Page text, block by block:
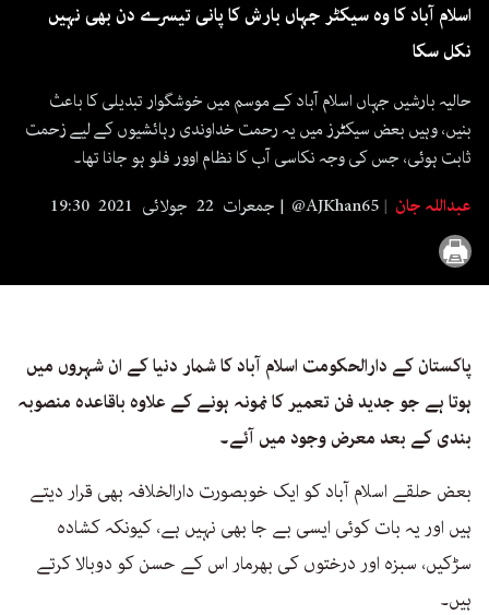
اسلام آباد کا وہ سیکٹر جہاں بارش کا پانی تیسرے دن بھی نہیں
نکل سکا
حالیہ بارشیں جہاں اسلام آباد کے موسم میں خوشگوار تبدیلی کا باعث
بنیں، وہیں بعض سیکٹرز میں یہ رحمت خداوندی رہائشیوں کے لیے زحمت
ثابت ہوئی، جس کی وجہ نکاسی آب کا نظام اوور فلو ہو جانا تھا۔
عبداللہ جان
@AJKhan65 جمعرات 22 جولائی 2021 19:30
پاکستان کے دارالحکومت اسلام آباد کا شمار دنیا کے ان شہروں میں
ہوتا ہے جو جدید فن تعمیر کا نمونہ ہونے کے علاوہ باقاعدہ منصوبہ
بندی کے بعد معرض وجود میں آئے۔
بعض حلقے اسلام آباد کو ایک خوبصورت دارالخلافہ بھی قرار دیتے
ہیں اور یہ بات کوئی ایسی بے جا بھی نہیں ہے، کیونکہ کشادہ
سڑکیں، سبزہ اور درختوں کی بھرمار اس کے حسن کو دوبالا کرتے
ہیں۔